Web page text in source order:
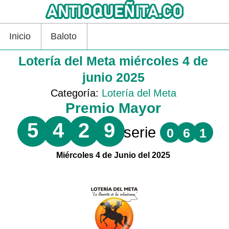
Inicio Baloto
Lotería del Meta miércoles 4 de
junio 2025
Categoría: Lotería del Meta
Premio Mayor
5 4 2 9 serie 0 6 1
Miércoles 4 de Junio del 2025